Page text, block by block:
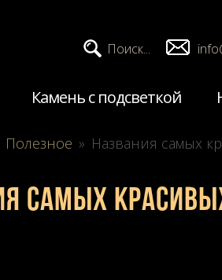
Поиск...
Камень с подсветкой
Полезное » Названия самых
самых